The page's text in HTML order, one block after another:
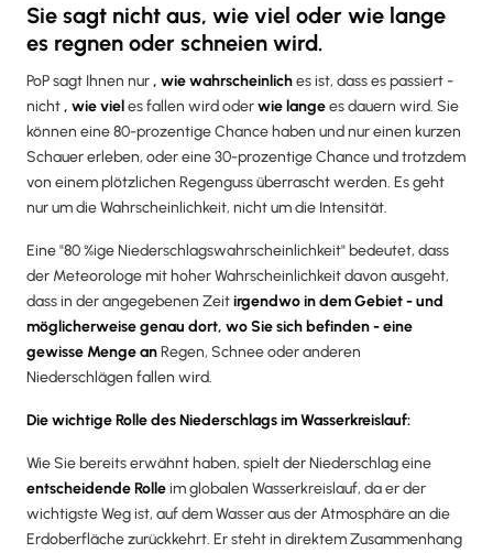
Sie sagt nicht aus, wie viel oder wie lange
es regnen oder schneien wird.
PoP sagt Ihnen nur, wie wahrscheinliches ist, dass es passiert -
nicht, wie vieles fallen wird oderwie langees dauern wird. Sie
können eine 80-prozentige Chance haben und nur einen kurzen
Schauer erleben, oder eine 30-prozentige Chance und trotzdem
von einem plötzlichen Regenguss überrascht werden. Es geht
nur um die Wahrscheinlichkeit, nicht um die Intensität.
Eine "80 %ige Niederschlagswahrscheinlichkeit" bedeutet, dass
der Meteorologe mit hoher Wahrscheinlichkeit davon ausgeht,
dass in der angegebenen Zeitirgendwo in dem Gebiet - und
möglicherweise genau dort, wo Sie sich befinden -eine
gewisse Menge anRegen, Schnee oder anderen
Niederschlägen fallen wird.
Die wichtige Rolle des Niederschlags im Wasserkreislauf:
Wie Sie bereits erwähnt haben, spielt der Niederschlag eine
entscheidende Rolleim globalen Wasserkreislauf, da er der
wichtigste Weg ist, auf dem Wasser aus der Atmosphäre an die
Erdoberfläche zurückkehrt. Er steht in direktem Zusammenhang